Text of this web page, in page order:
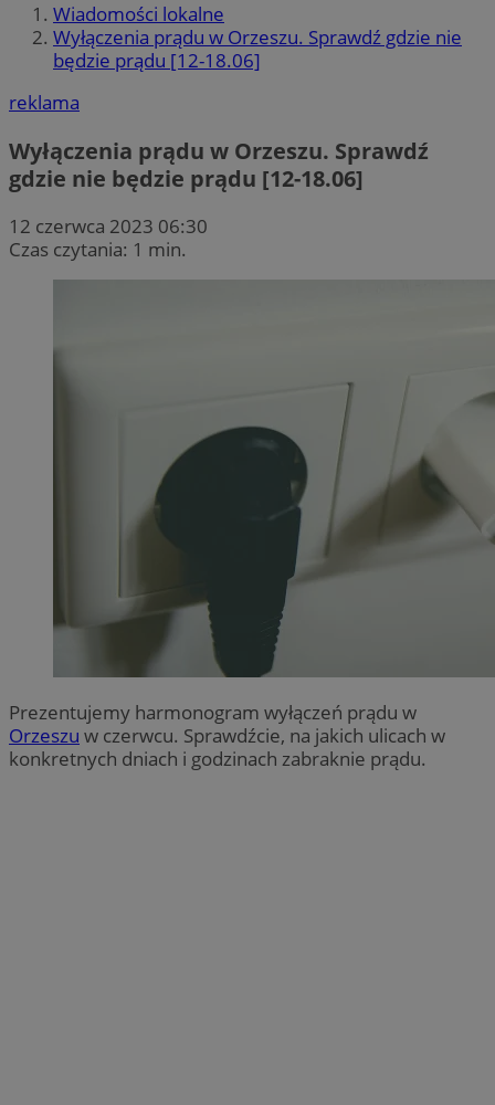
Wiadomości lokalne
Wyłączenia prądu w Orzeszu. Sprawdź gdzie nie
będzie prądu [12-18.06]
reklama
Wyłączenia prądu w Orzeszu. Sprawdź
gdzie nie będzie prądu [12-18.06]
12 czerwca 2023 06:30
Czas czytania: 1 min.
Prezentujemy harmonogram wyłączeń prądu w
Orzeszu w czerwcu. Sprawdźcie, na jakich ulicach w
konkretnych dniach i godzinach zabraknie prądu.